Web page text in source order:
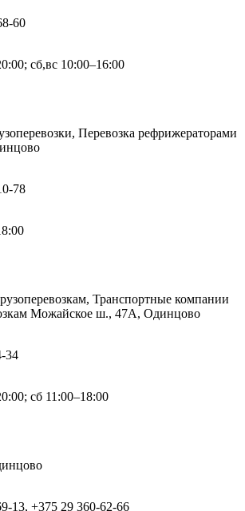
60
сб,вс 10:00–16:00
Перевозка рефрижераторами
78
Транспортные компании
Можайское ш., 47А, Одинцово
34
сб 11:00–18:00
13, +375 29 360-62-66